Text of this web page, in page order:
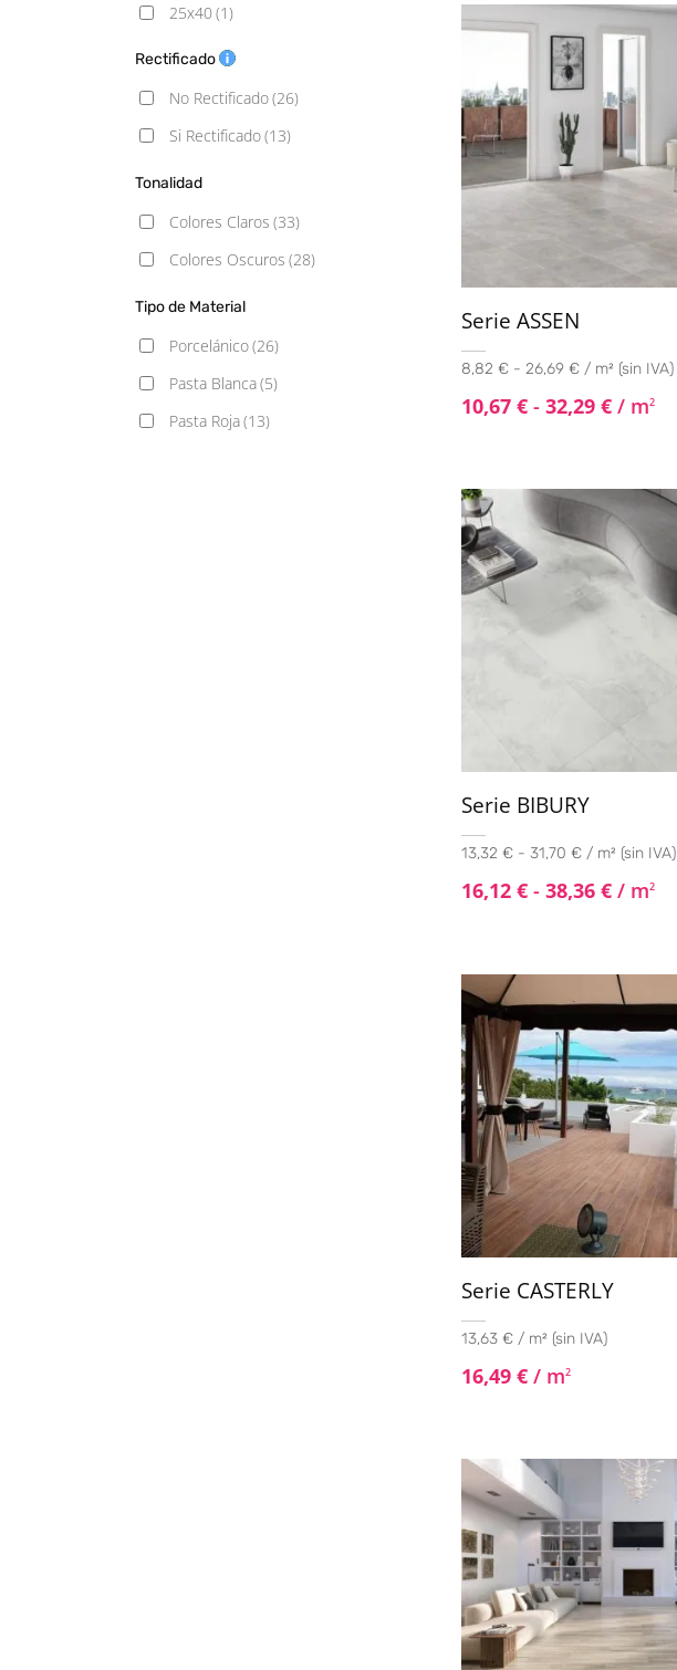
25x40 (1)
25X50 (1)
(1)
30x60
(5)
60x60(10)
60x60 - 20mm(4)
60x90 - 20mm(2)
60x120 (6)
Rectificado
No Rectificado(26)
Si Rectificado(13)
Tonalidad
Colores Claros (33)
Colores Oscuros (28)
Tipo de Material
Porcelánico(26)
Pasta Blanca(5)
Pasta Roja(13)
con4.33
de 5
Serie ASSEN
8,82 € - 26,69 € / m² (sin IVA)
10,67 € - 32,29 € / m2
Serie BIBURY
13,32 € - 31,70 € / m² (sin IVA)
16,12 € - 38,36 € / m2
Serie CASTERLY
13,63 € / m² (sin IVA)
16,49 € / m2